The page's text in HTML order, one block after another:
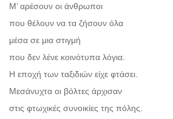
Μ’ αρέσουν οι άνθρωποι
που θέλουν να τα ζήσουν όλα
μέσα σε μια στιγμή
που δεν λένε κοινότυπα λόγια.
Η εποχή των ταξιδιών είχε φτάσει.
Μεσάνυχτα οι βόλτες άρχισαν
στις φτωχικές συνοικίες της πόλης.